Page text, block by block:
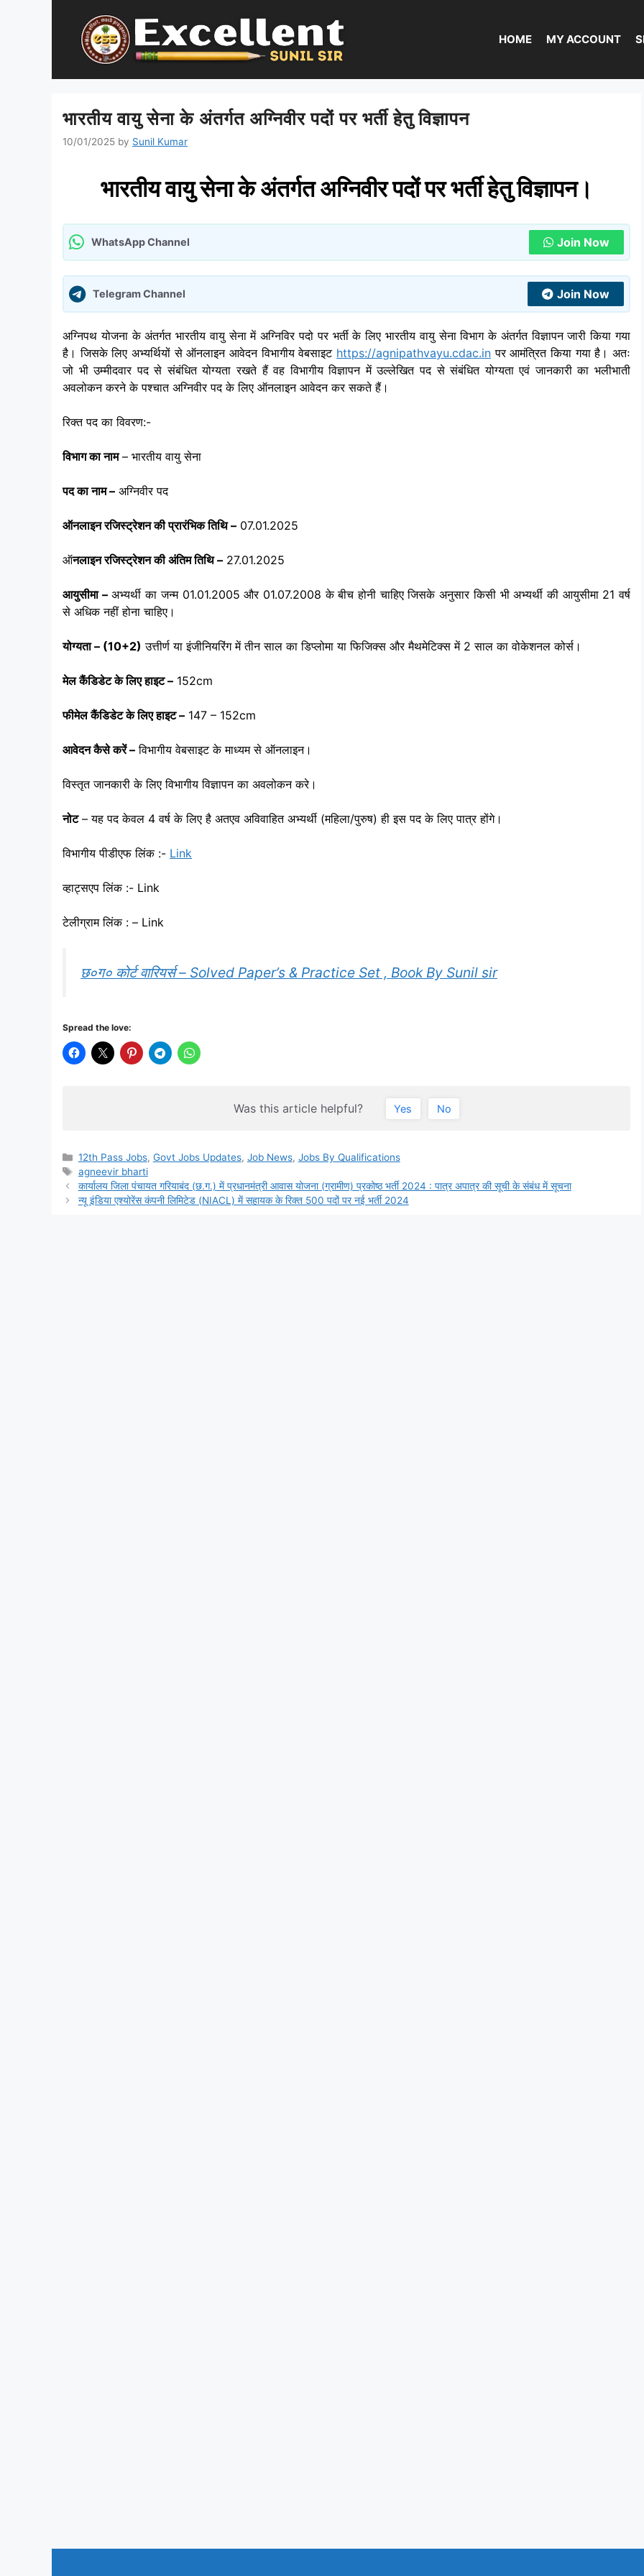
HOME MY ACCOUNT
भारतीय वायु सेना के अंतर्गत अग्निवीर पदों पर भर्ती हेतु विज्ञापन
10/01/2025 by Sunil Kumar
भारतीय वायु सेना के अंतर्गत अग्निवीर पदों पर भर्ती हेतु विज्ञापन।
WhatsApp Channel Join Now
Telegram Channel Join Now
अग्निपथ योजना के अंतर्गत भारतीय वायु सेना में अग्निविर पदो पर भर्ती के लिए भारतीय वायु सेना विभाग के अंतर्गत विज्ञापन जारी किया गया
है। जिसके लिए अभ्यर्थियों से ऑनलाइन आवेदन विभागीय वेबसाइट https://agnipathvayu.cdac.in पर आमंत्रित किया गया है। अतः
जो भी उम्मीदवार पद से संबंधित योग्यता रखते हैं वह विभागीय विज्ञापन में उल्लेखित पद से संबंधित योग्यता एवं जानकारी का भलीभाती
अवलोकन करने के पश्चात अग्निवीर पद के लिए ऑनलाइन आवेदन कर सकते हैं।
रिक्त पद का विवरण:-
विभाग का नाम– भारतीय वायु सेना
पद का नाम – अग्निवीर पद
ऑनलाइन रजिस्ट्रेशन की प्रारंभिक तिथि – 07.01.2025
ऑनलाइन रजिस्ट्रेशन की अंतिम तिथि – 27.01.2025
आयुसीमा –अभ्यर्थी का जन्म 01.01.2005 और 01.07.2008 के बीच होनी चाहिए जिसके अनुसार किसी भी अभ्यर्थी की आयुसीमा 21 वर्ष
से अधिक नहीं होना चाहिए।
योग्यता – (10+2) उत्तीर्ण या इंजीनियरिंग में तीन साल का डिप्लोमा या फिजिक्स और मैथमेटिक्स में 2 साल का वोकेशनल कोर्स।
मेल कैंडिडेट के लिए हाइट – 152cm
फीमेल कैंडिडेट के लिए हाइट – 147 – 152cm
आवेदन कैसे करें – विभागीय वेबसाइट के माध्यम से ऑनलाइन।
विस्तृत जानकारी के लिए विभागीय विज्ञापन का अवलोकन करे।
नोट– यह पद केवल 4 वर्ष के लिए है अतएव अविवाहित अभ्यर्थी (महिला/पुरुष) ही इस पद के लिए पात्र होंगे।
विभागीय पीडीएफ लिंक :- Link
व्हाट्सएप लिंक :- Link
टेलीग्राम लिंक : – Link
छ०ग० कोर्ट वारियर्स – Solved Paper’s & Practice Set , Book By Sunil sir
Spread the love:
Was this article helpful? Yes No
Categories
12th Pass Jobs, Govt Jobs Updates, Job News, Jobs By Qualifications
Tags
agneevir bharti
कार्यालय जिला पंचायत गरियाबंद (छ.ग.) में प्रधानमंत्री आवास योजना (ग्रामीण) प्रकोष्ठ भर्ती 2024 : पात्र अपात्र की सूची के संबंध में सूचना
न्यू इंडिया एश्योरेंस कंपनी लिमिटेड (NIACL) में सहायक के रिक्त 500 पदों पर नई भर्ती 2024